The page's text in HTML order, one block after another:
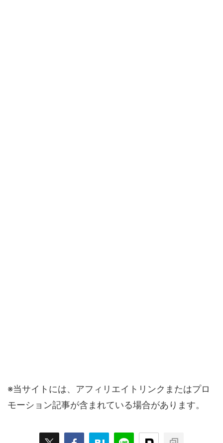
※当サイトには、アフィリエイトリンクまたはプロ
モーション記事が含まれている場合があります。